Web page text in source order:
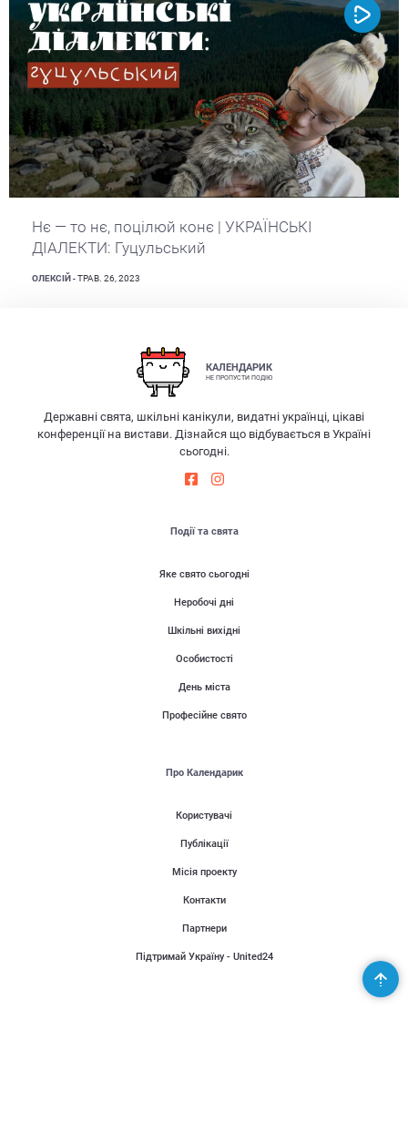
Нє — то нє, поцілюй конє | УКРАЇНСЬКІ
ДІАЛЕКТИ: Гуцульський
ОЛЕКСІЙ - ТРАВ. 26, 2023
КАЛЕНДАРИК
НЕ ПРОПУСТИ ПОДІЮ
Державні свята, шкільні канікули, видатні українці, цікаві
конференції на вистави. Дізнайся що відбувається в Україні
сьогодні.
Події та свята
Яке свято сьогодні
Неробочі дні
Шкільні вихідні
Особистості
День міста
Професійне свято
Про Календарик
Користувачі
Публікації
Місія проекту
Контакти
Партнери
Підтримай Україну - United24